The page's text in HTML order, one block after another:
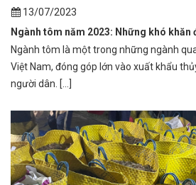
13/07/2023
Ngành tôm năm 2023: Những khó khăn
Ngành tôm là một trong những ngành
Việt Nam, đóng góp lớn vào xuất khẩu
người dân. [...]